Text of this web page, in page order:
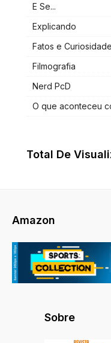
E Se...
Explicando
Fatos e
Filmografia
Nerd PcD
O que aconteceu
Total De
Amazon
Sobre